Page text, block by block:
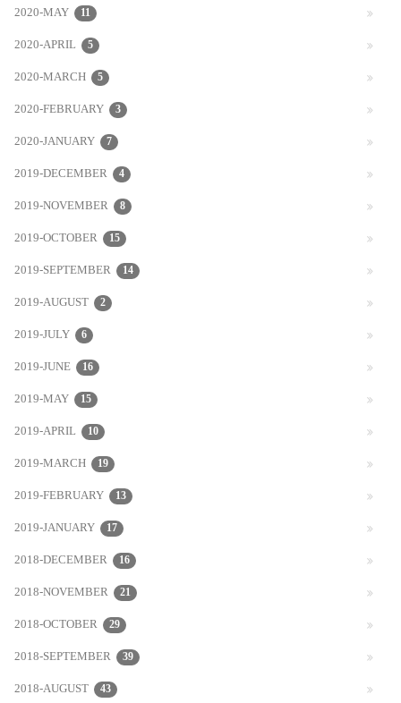
2020-MAY 11
2020-APRIL 5
2020-MARCH 5
2020-FEBRUARY 3
2020-JANUARY 7
2019-DECEMBER 4
2019-NOVEMBER 8
2019-OCTOBER 15
2019-SEPTEMBER 14
2019-AUGUST 2
2019-JULY 6
2019-JUNE 16
2019-MAY 15
2019-APRIL 10
2019-MARCH 19
2019-FEBRUARY 13
2019-JANUARY 17
2018-DECEMBER 16
2018-NOVEMBER 21
2018-OCTOBER 29
2018-SEPTEMBER 39
2018-AUGUST 43